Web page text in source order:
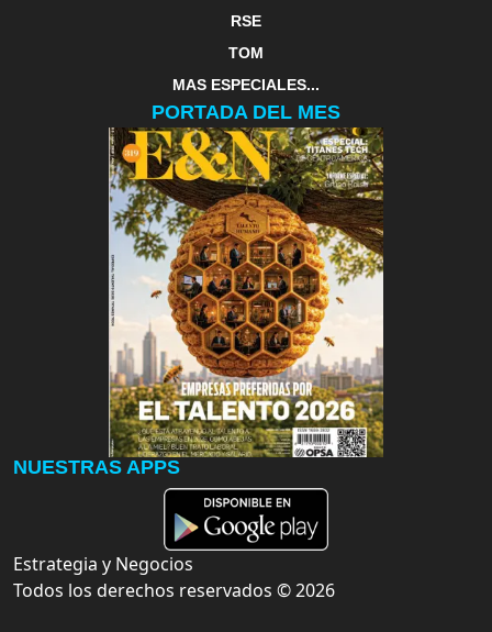
RSE
TOM
MAS ESPECIALES...
PORTADA DEL MES
NUESTRAS APPS
Estrategia y Negocios
Todos los derechos reservados ©2026